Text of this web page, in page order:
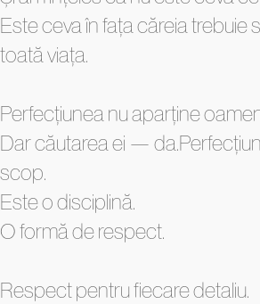
Este ceva în fața căreia trebuie
toată viața.
Perfecțiunea nu aparține
Dar căutarea ei —
scop.
Este o disciplină.
O formă de respect.
Respect pentru fiecare detaliu.